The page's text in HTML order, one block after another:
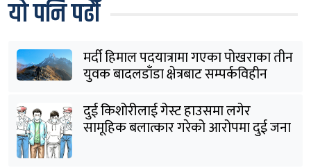
यो पनि पढौँ
मर्दी हिमाल पदयात्रामा गएका पोखराका तीन
युवक बादलडाँडा क्षेत्रबाट सम्पर्कविहीन
दुई किशोरीलाई गेस्ट हाउसमा लगेर
सामूहिक बलात्कार गरेको आरोपमा दुई जना
पक्राउ